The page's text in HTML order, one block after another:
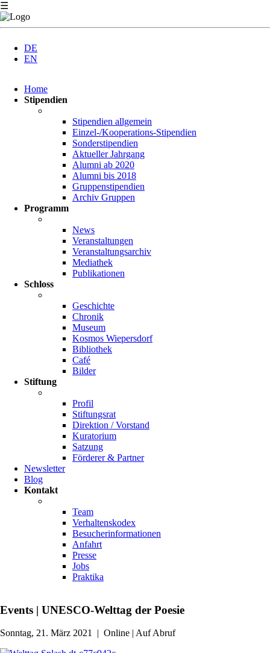
☰
DE
EN
überspringen
Home
Stipendien
Stipendien allgemein
Einzel-/Kooperations-Stipendien
Sonderstipendien
Aktueller Jahrgang
Alumni ab 2020
Alumni bis 2018
Gruppenstipendien
Archiv Gruppen
Programm
News
Veranstaltungen
Veranstaltungsarchiv
Mediathek
Publikationen
Schloss
Geschichte
Chronik
Museum
Kosmos Wiepersdorf
Bibliothek
Café
Bilder
Stiftung
Profil
Stiftungsrat
Direktion / Vorstand
Kuratorium
Satzung
Förderer & Partner
Newsletter
Blog
Kontakt
Team
Verhaltenskodex
Besucherinformationen
Anfahrt
Presse
Jobs
Praktika
Events | UNESCO-Welttag der Poesie
Sonntag, 21. März 2021 | Online | Auf Abruf